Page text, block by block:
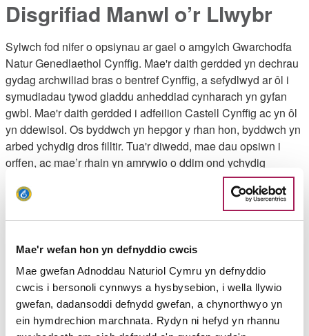
Mae'r wefan hon yn defnyddio cwcis
Mae gwefan Adnoddau Naturiol Cymru yn defnyddio
cwcis i bersonoli cynnwys a hysbysebion, i wella llywio
gwefan, dadansoddi defnydd gwefan, a chynorthwyo yn
ein hymdrechion marchnata. Rydyn ni hefyd yn rhannu
Disgrifiad Manwl o’r Llwybr
Sylwch fod nifer o opsiynau ar gael o amgylch Gwarchodfa
Natur Genedlaethol Cynffig. Mae'r daith gerdded yn dechrau
gydag archwiliad bras o bentref Cynffig, a sefydlwyd ar ôl i
symudiadau tywod gladdu anheddiad cynharach yn gyfan
gwbl. Mae'r daith gerdded i adfeilion Castell Cynffig ac yn ôl
yn ddewisol. Os byddwch yn hepgor y rhan hon, byddwch yn
arbed ychydig dros filltir. Tua'r diwedd, mae dau opsiwn i
orffen, ac mae’r rhain yn amrywio o ddim ond ychydig
Nghanolfan
Gwarchodfa Cynffig, a gwnewch yn siŵr eich bod chi’n
mynd i mewn i'r ganolfan os yw ar agor. Yn y gaeaf, mae rhai
o'r llwybrau yn y warchodfa yn mynd yn ddwrlawn a gall y
staff gynnig cyngor. Ar bob adeg o'r flwyddyn, gall gwylwyr
adar wirio yn y ganolfan i ddarganfod pa rywogaethau sy'n
byw yn y warchodfa ar hyn o bryd. Mae cuddfannau adar ar
gael ger Pwll Cynffig, ond nid ymwelir â nhw ar y daith hon.